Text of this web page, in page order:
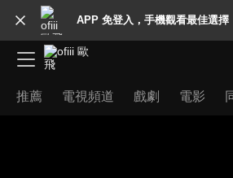
APP 免登入，手機觀看最佳選擇
推薦 電視頻道 戲劇 電影